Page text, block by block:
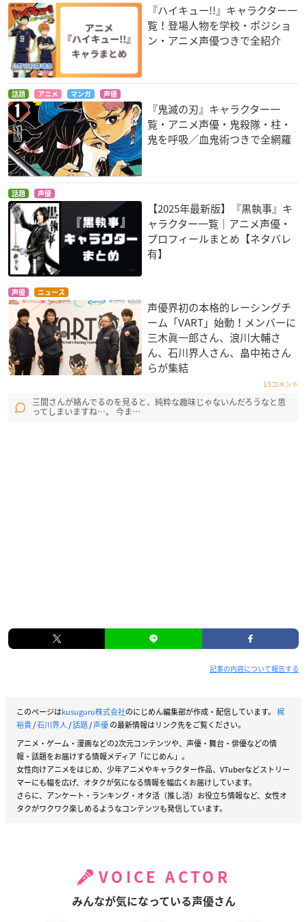
『ハイキュー!!』キャラクター一
覧！登場人物を学校・ポジショ
ン・アニメ声優つきで全紹介
話題 アニメ マンガ 声優
『鬼滅の刃』キャラクター一
覧・アニメ声優・鬼殺隊・柱・
鬼を呼吸／血鬼術つきで全網羅
話題 声優
【2025年最新版】『黒執事』キ
ャラクター一覧｜アニメ声優・
プロフィールまとめ【ネタバレ
有】
声優 ニュース
声優界初の本格的レーシングチ
ーム「VART」始動！メンバーに
三木眞一郎さん、浪川大輔さ
ん、石川界人さん、畠中祐さん
らが集結
13コメント
三間さんが絡んでるのを見ると、純粋な趣味じゃないんだろうなと思
ってしまいますね…。 今ま…
記事の内容について報告する
このページはkusuguru株式会社のにじめん編集部が作成・配信しています。 梶
裕貴/石川界人/話題/声優の最新情報はリンク先をご覧ください。
アニメ・ゲーム・漫画などの2次元コンテンツや、声優・舞台・俳優などの情
報・話題をお届けする情報メディア「にじめん」。
女性向けアニメをはじめ、少年アニメやキャラクター作品、VTuberなどストリー
マーにも幅を広げ、オタクが気になる情報を幅広くお届けしています。
さらに、アンケート・ランキング・オタ活（推し活）お役立ち情報など、女性オ
タクがワクワク楽しめるようなコンテンツも発信しています。
VOICE ACTOR
みんなが気になっている声優さん